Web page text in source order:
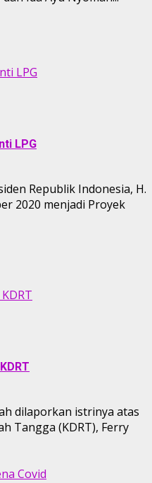
LPG
LPG
Republik Indonesia, H.
2020 menjadi Proyek
dilaporkan istrinya atas
Tangga (KDRT), Ferry
Covid